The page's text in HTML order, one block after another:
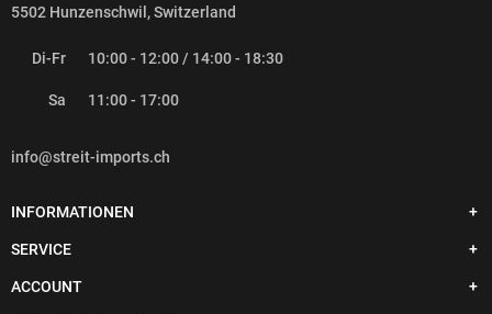
5502 Hunzenschwil, Switzerland
Di-Fr 10:00 - 12:00 / 14:00 - 18:30
Sa 11:00 - 17:00
info@streit-imports.ch
INFORMATIONEN
SERVICE
ACCOUNT